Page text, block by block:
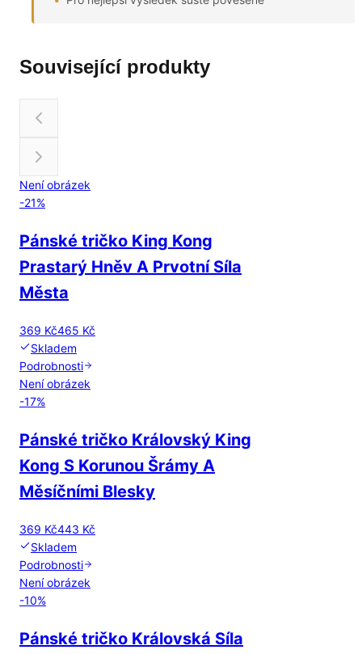
Související produkty
Není obrázek
-21%
Pánské tričko King Kong
Prastarý Hněv A Prvotní Síla
Města
369 Kč465 Kč
Skladem
Podrobnosti
Není obrázek
-17%
Pánské tričko Královský King
Kong S Korunou Šrámy A
Měsíčními Blesky
369 Kč443 Kč
Skladem
Podrobnosti
Není obrázek
-10%
Pánské tričko Královská Síla